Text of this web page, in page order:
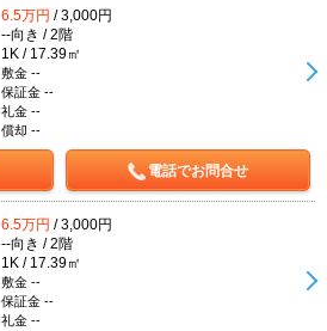
TOP
6.5万円 / 3,000円
--向き / 2階
1K / 17.39㎡
敷金 --
保証金 --
礼金 --
償却 --
電話でお問合せ
6.5万円 / 3,000円
--向き / 2階
1K / 17.39㎡
敷金 --
保証金 --
礼金 --